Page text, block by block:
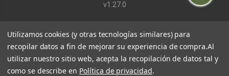
v1.27.0
Utilizamos cookies (y otras tecnologías similares) para
recopilar datos a fin de mejorar su experiencia de compra.Al
utilizar nuestro sitio web, acepta la recopilación de datos tal y
como se describe en Política de privacidad.